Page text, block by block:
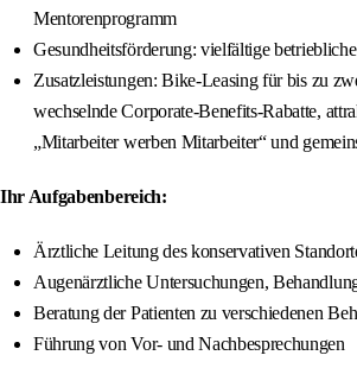
Mentorenprogramm
Gesundheitsförderung: vielfältige
Zusatzleistungen: Bike-Leasing für bis zu
wechselnde Corporate‑Benefits‑Rabatte,
„Mitarbeiter werben Mitarbeiter“ und
Ihr Aufgabenbereich:
Ärztliche Leitung des konservativen
Augenärztliche Untersuchungen,
Beratung der Patienten zu verschiedenen
Führung von Vor- und Nachbesprechungen